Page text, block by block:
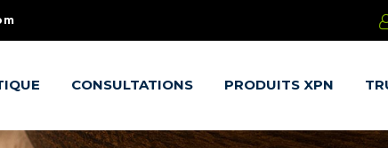
CONSULTATIONS PRODUITS XPN